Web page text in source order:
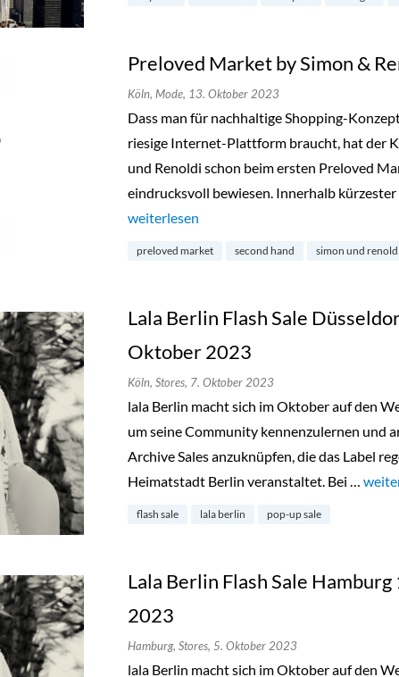
Preloved Market by Simon &
Köln, Mode, 13. Oktober 2023
Dass man für nachhaltige Shopping-
riesige Internet-Plattform braucht, hat der
und Renoldi schon beim ersten Preloved
eindrucksvoll bewiesen. Innerhalb
„Preloved Market by Simon & Renoldi“
weiterlesen
preloved market second hand simon und
Lala Berlin Flash Sale
Oktober 2023
Köln, Stores, 7. Oktober 2023
lala Berlin macht sich im Oktober auf den
um seine Community kennenzulernen und
Archive Sales anzuknüpfen, die das Label
Heimatstadt Berlin veranstaltet. Bei … „Lala
flash sale lala berlin pop-up sale
Lala Berlin Flash Sale
2023
Hamburg, Stores, 5. Oktober 2023
lala Berlin macht sich im Oktober auf den